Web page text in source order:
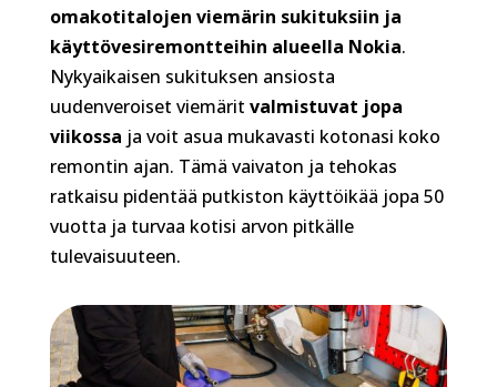
omakotitalojen viemärin sukituksiin ja
käyttövesiremontteihin alueella Nokia.
Nykyaikaisen sukituksen ansiosta
uudenveroiset viemärit valmistuvat jopa
viikossa ja voit asua mukavasti kotonasi koko
remontin ajan. Tämä vaivaton ja tehokas
ratkaisu pidentää putkiston käyttöikää jopa 50
vuotta ja turvaa kotisi arvon pitkälle
tulevaisuuteen.